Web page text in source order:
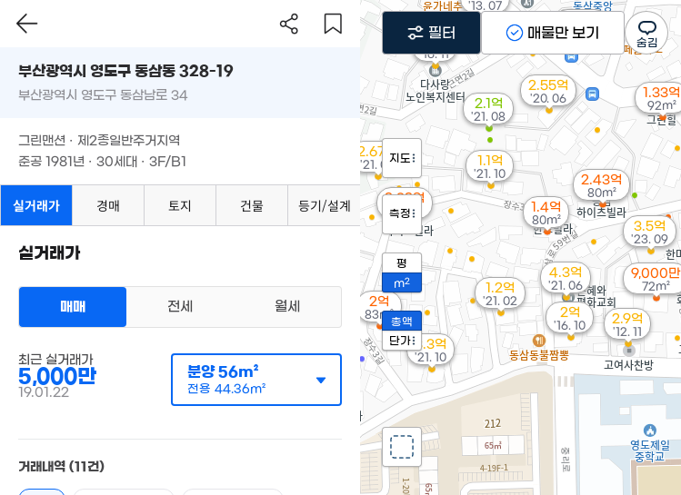
'25. 12
9,000만
72m²
3.5억
'23. 09
1.1억
'21. 10
3.3억
'21. 10
2.1억
'21. 08
4.3억
'21. 06
2.32억
91m²
2.43억
80m²
2.67억
'21. 03
1.2억
'21. 02
2억
83m²
2.55억
'20. 06
1.4억
80m²
1.33억
92m²
1.5억
'16. 11
2억
'16. 10
'13. 07
2.9억
'12. 11
지도
측정
평
m2
총액
단가
필터 매물만 보기
부산광역시 영도구 동삼동 328-19
부산광역시 영도구 동삼남로 34
그린맨션 · 제2종일반주거지역
준공 1981년 · 30세대 · 3F/B1
실거래가 경매 토지 건물 등기/설계
실거래가
매매 전세 월세
최근 실거래가
5,000만
19.01.22
분양56m²
전용 44.36m²
거래내역 (11건)